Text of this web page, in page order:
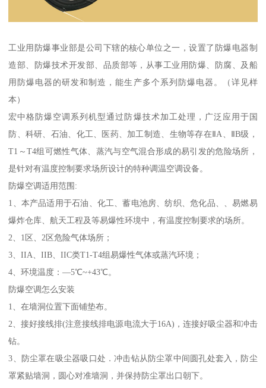
工业用防爆事业部是公司下辖的核心单位之一，设置了防爆电器制
造部、防爆技术开发部、品质部等，从事工业用防爆、防腐、及船
用防爆电器的研发和制造，能生产多个系列防爆电器。（详见样
本）
宏中格防爆空调系列机型通过防爆技术加工处理，广泛应用于国
防、科研、石油、化工、医药、加工制造、生物等存在ⅡA、ⅡB级，
T1～T4组可燃性气体、蒸汽与空气混合形成的易引发的危险场所，
是针对有温度控制要求场所设计的特种调温空调设备。
防爆空调适用范围:
1、本产品适用于石油、化工、蓄电池房、纺织、危化品、、易燃易
爆炸仓库、航天工程及等易爆性环境中，有温度控制要求的场所。
2、1区、2区危险气体场所；
3、IIA、IIB、IIC类T1-T4组易爆性气体或蒸汽环境；
4、环境温度：—5℃~+43℃。
防爆空调怎么安装
1、在墙洞位置下面铺垫布。
2、接好接线排(注意接线排电源电流大于16A)，连接好吸尘器和冲击
钻。
3、防尘罩在吸尘器吸口处．冲击钻从防尘罩中间圆孔处套入，防尘
罩紧贴墙洞，圆心对准墙洞，并保持防尘罩出口朝下。